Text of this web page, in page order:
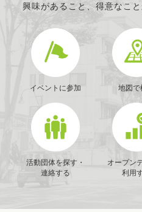
興味があること、得意なこ
イベントに参加 地図で
活動団体を探す・
連絡する
オープン
利用